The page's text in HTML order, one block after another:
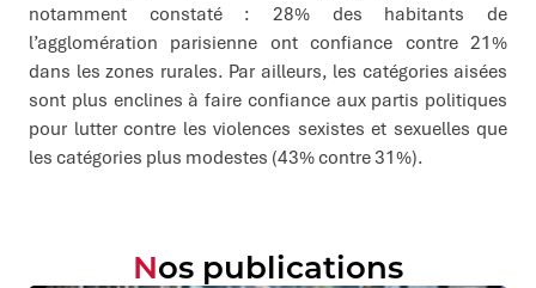
notamment constaté : 28% des habitants de
l’agglomération parisienne ont confiance contre 21%
dans les zones rurales. Par ailleurs, les catégories aisées
sont plus enclines à faire confiance aux partis politiques
pour lutter contre les violences sexistes et sexuelles que
les catégories plus modestes (43% contre 31%).
Nos publications